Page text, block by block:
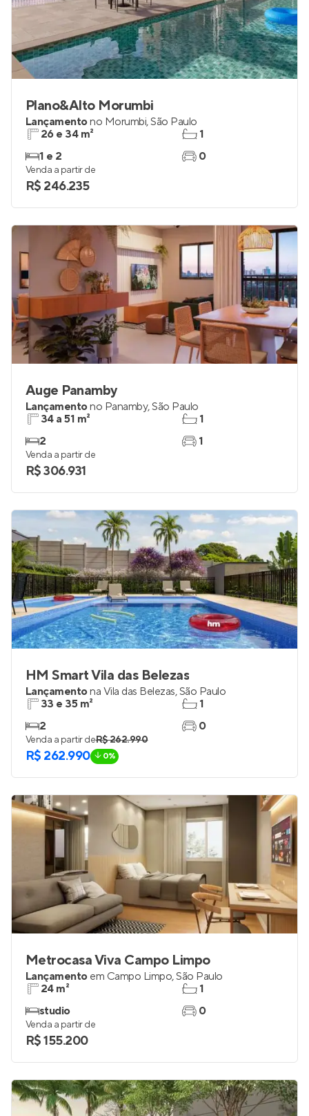
Plano&Alto Morumbi
Lançamentono Morumbi,São Paulo
26 e 34 m²
1 e 2
1
0
Venda a partir de
R$ 246.235
Auge Panamby
Lançamentono Panamby,São Paulo
34 a 51 m²
2
1
1
Venda a partir de
R$ 306.931
HM Smart Vila das Belezas
Lançamentona Vila das Belezas,São Paulo
33 e 35 m²
2
1
0
Venda a partir deR$ 262.990
R$ 262.990 0%
Metrocasa Viva Campo Limpo
Lançamento em Campo Limpo,São Paulo
24 m²
studio
1
0
Venda a partir de
R$ 155.200